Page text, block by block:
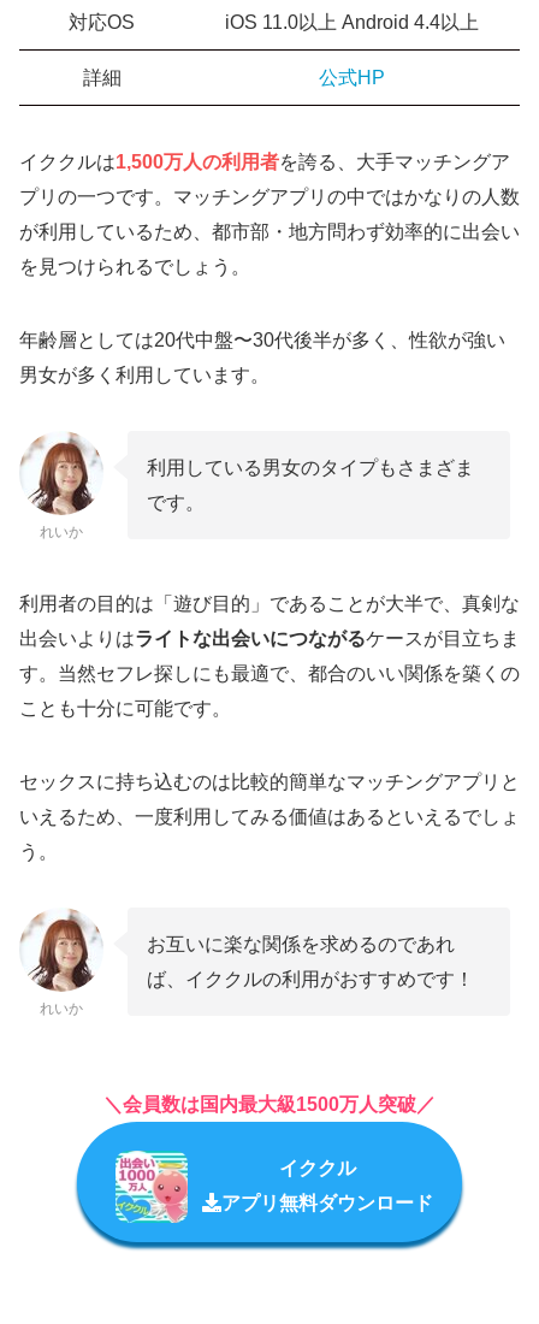
対応OS iOS 11.0以上 Android 4.4以上
詳細 公式HP
イククルは1,500万人の利用者を誇る、大手マッチングア
プリの一つです。マッチングアプリの中ではかなりの人数
が利用しているため、都市部・地方問わず効率的に出会い
を見つけられるでしょう。
年齢層としては20代中盤〜30代後半が多く、性欲が強い
男女が多く利用しています。
れいか
利用している男女のタイプもさまざま
です。
利用者の目的は「遊び目的」であることが大半で、真剣な
出会いよりはライトな出会いにつながるケースが目立ちま
す。当然セフレ探しにも最適で、都合のいい関係を築くの
ことも十分に可能です。
セックスに持ち込むのは比較的簡単なマッチングアプリと
いえるため、一度利用してみる価値はあるといえるでしょ
う。
れいか
お互いに楽な関係を求めるのであれ
ば、イククルの利用がおすすめです！
＼会員数は国内最大級1500万人突破／
イククル
アプリ無料ダウンロード